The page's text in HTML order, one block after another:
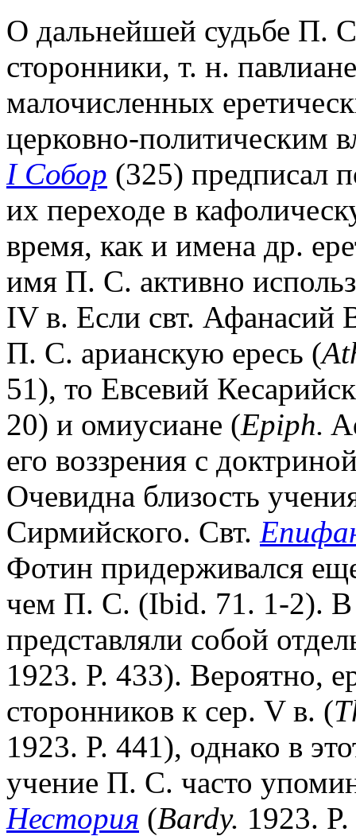
О дальнейшей судьбе П.
сторонники, т. н.
малочисленных
церковно-политическим
I Собор (325) предписал
их переходе в
время, как и имена др.
имя П. С. активно
IV в. Если свт. Афанасий
П. С. арианскую ересь (
51), то Евсевий
20) и омиусиане (Epiph.
его воззрения с
Очевидна близость
Сирмийского. Свт.
Фотин придерживался
чем П. С. (Ibid. 71. 1-2). В
представляли собой
1923. P. 433). Вероятно,
сторонников к сер. V в. (
1923. P. 441), однако в
учение П. С. часто
Нестория (Bardy. 1923.